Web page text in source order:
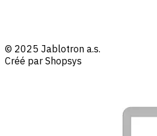
© 2025 Jablotron a.s.
Créé par Shopsys